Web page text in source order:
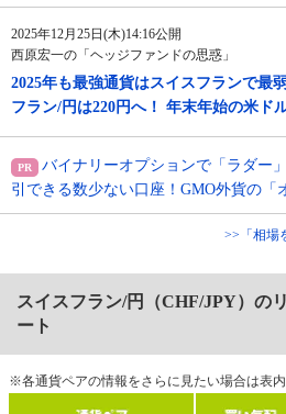
2025年12月25日(木)14:16公開
西原宏一の「ヘッジファンドの思惑」
2025年も最強通貨はスイスフランで最
フラン/円は220円へ！ 年末年始の米ド
バイナリーオプションで「ラダー
引できる数少ない口座！GMO外貨の「
>>「相場
スイスフラン/円（CHF/JPY）の
ート
※各通貨ペアの情報をさらに見たい場合は表内